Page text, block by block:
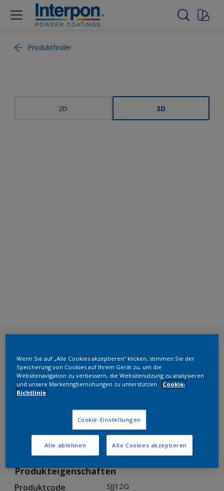
Produktfinder
2D 3D
RAL 5012
SJJ12G
Muster bestellen
Bestellen Sie direkt im Webshop
Produkteigenschaften
Produktcode SJJ12G
Wenn Sie auf „Alle Cookies akzeptieren“ klicken, stimmen Sie der
Speicherung von Cookies auf Ihrem Gerät zu, um die
Websitenavigation zu verbessern, die Websitenutzung zu analysieren
und unsere Marketingbemühungen zu unterstützen.
Cookie-
Richtlinie
Cookie-Einstellungen
Alle ablehnen Alle Cookies akzeptieren